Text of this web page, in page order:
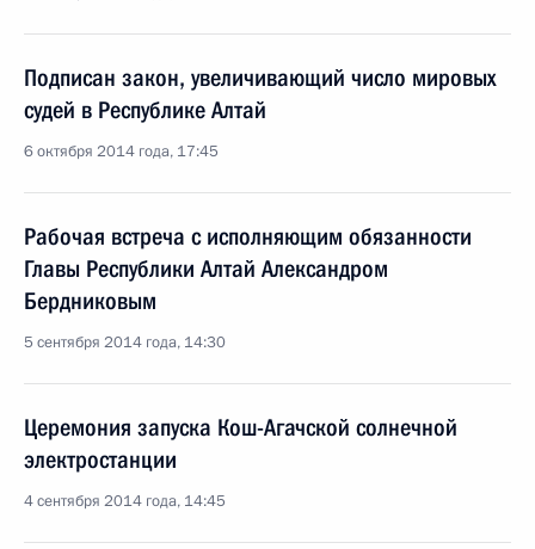
Подписан закон, увеличивающий число мировых
судей в Республике Алтай
6 октября 2014 года, 17:45
Рабочая встреча с исполняющим обязанности
Главы Республики Алтай Александром
Бердниковым
5 сентября 2014 года, 14:30
Церемония запуска Кош-Агачской солнечной
электростанции
4 сентября 2014 года, 14:45